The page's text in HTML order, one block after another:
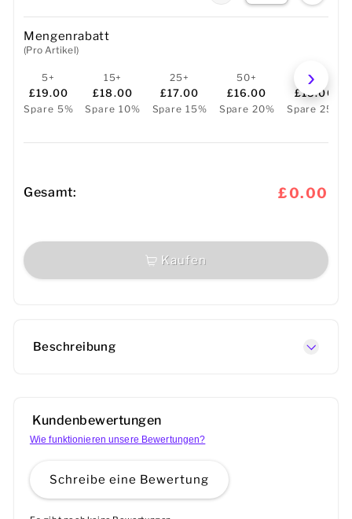
Mengenrabatt
(Pro Artikel)
5+
£19.00
Spare 5%
15+
£18.00
Spare 10%
25+
£17.00
Spare 15%
50+
£16.00
Spare 20%
100+
£15.00
Spare 25%
Gesamt: £0.00
Kaufen
Beschreibung
Kundenbewertungen
Wie funktionieren unsere Bewertungen?
Schreibe eine Bewertung